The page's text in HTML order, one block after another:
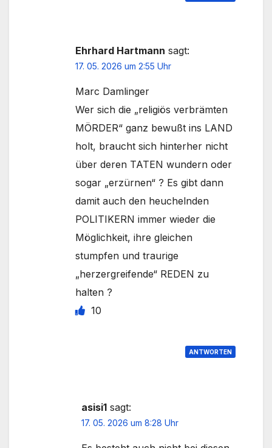
Ehrhard Hartmann sagt:
17. 05. 2026 um 2:55 Uhr
Marc Damlinger
Wer sich die „religiös verbrämten
MÖRDER“ ganz bewußt ins LAND
holt, braucht sich hinterher nicht
über deren TATEN wundern oder
sogar „erzürnen“ ? Es gibt dann
damit auch den heuchelnden
POLITIKERN immer wieder die
Möglichkeit, ihre gleichen
stumpfen und traurige
„herzergreifende“ REDEN zu
halten ?
10
ANTWORTEN
asisi1 sagt:
17. 05. 2026 um 8:28 Uhr